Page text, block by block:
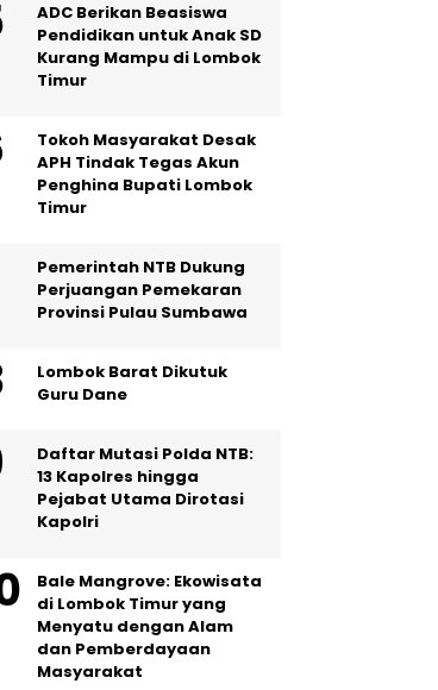
ADC Berikan Beasiswa
Pendidikan untuk Anak SD
Kurang Mampu di Lombok
Timur
Tokoh Masyarakat Desak
APH Tindak Tegas Akun
Penghina Bupati Lombok
Timur
Pemerintah NTB Dukung
Perjuangan Pemekaran
Provinsi Pulau Sumbawa
Lombok Barat Dikutuk
Guru Dane
Daftar Mutasi Polda NTB:
13 Kapolres hingga
Pejabat Utama Dirotasi
Kapolri
Bale Mangrove: Ekowisata
di Lombok Timur yang
Menyatu dengan Alam
dan Pemberdayaan
Masyarakat